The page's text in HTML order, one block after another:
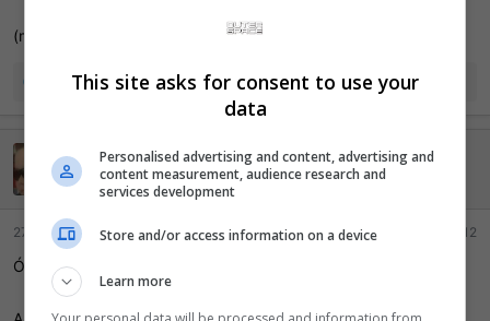
(meu favorito, façam o favor e escutem essa masterpiece)
mads, jackmamonae thiago_solid
HonkaHonka
Ei mãe, 500 pontos!
27 Maio 2024 #12
Ótima notícia, deu até vontade de rejogar o 7.
This site asks for consent to use your
data
Personalised advertising and content, advertising and
content measurement, audience research and
services development
Store and/or access information on a device
Learn more